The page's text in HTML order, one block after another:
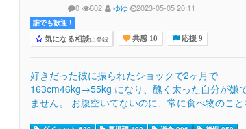
0 602 ゆゆ 2023-05-05 20:11
誰でも歓迎 !
気になる相談に登録 共感 10 応援 9
好きだった彼に振られたショックで2ヶ月で
163cm46kg→55kg になり、醜く太った自分が嫌
ません。 お腹空いてないのに、常に食べ物のこ